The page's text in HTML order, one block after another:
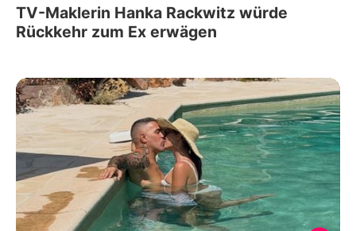
TV-Maklerin Hanka Rackwitz würde
Rückkehr zum Ex erwägen